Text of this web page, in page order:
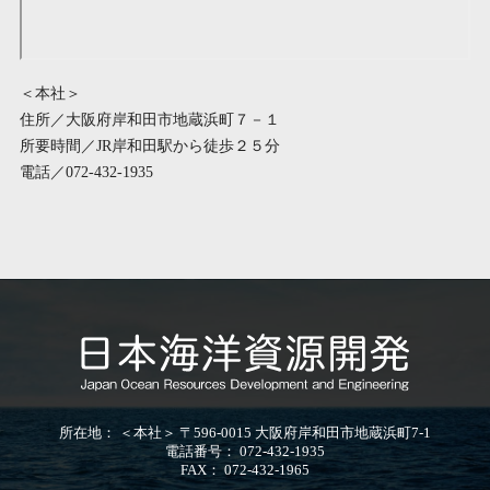
＜本社＞
住所／大阪府岸和田市地蔵浜町７－１
所要時間／JR岸和田駅から徒歩２５分
電話／072-432-1935
所在地： ＜本社＞ 〒596-0015 大阪府岸和田市地蔵浜町7-1
電話番号： 072-432-1935
FAX： 072-432-1965